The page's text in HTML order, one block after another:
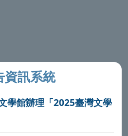
資訊系統
學館辦理「2025臺灣文學